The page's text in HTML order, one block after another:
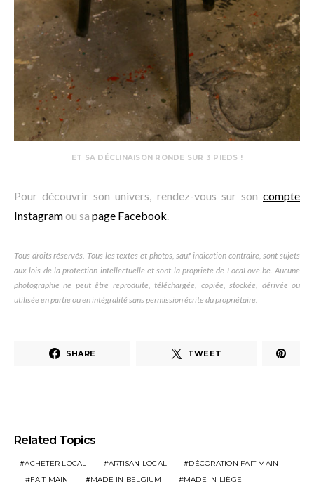
ET SA DÉCLINAISON RONDE SUR 3 PIEDS !
Pour découvrir son univers, rendez-vous sur son compte
Instagramou sa page Facebook.
Tous droits réservés. Tous les textes et photos, sauf indication contraire, sont sujets
aux lois de la protection intellectuelle et sont la propriété de LocaLove.be. Aucune
photographie ne peut être reproduite, téléchargée, copiée, stockée, dérivée ou
utilisée en partie ou en intégralité sans permission écrite du propriétaire.
SHARE TWEET
Related Topics
ACHETER LOCAL ARTISAN LOCAL
DÉCORATION FAIT MAIN
FAIT MAIN
MADE IN BELGIUM MADE IN LIÈGE